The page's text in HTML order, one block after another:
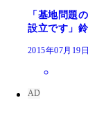
「基地問題
設立です」
2015年07月19